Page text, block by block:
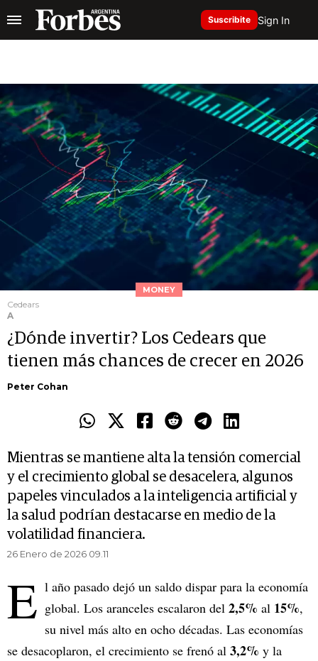
Suscribite Sign In
MONEY
Cedears
A
¿Dónde invertir? Los Cedears que
tienen más chances de crecer en 2026
Peter Cohan
Mientras se mantiene alta la tensión comercial
y el crecimiento global se desacelera, algunos
papeles vinculados a la inteligencia artificial y
la salud podrían destacarse en medio de la
volatilidad financiera.
26 Enero de 2026 09.11
E l año pasado dejó un saldo dispar para la economía
global. Los aranceles escalaron del 2,5% al 15%,
su nivel más alto en ocho décadas. Las economías
se desacoplaron, el crecimiento se frenó al 3,2% y la